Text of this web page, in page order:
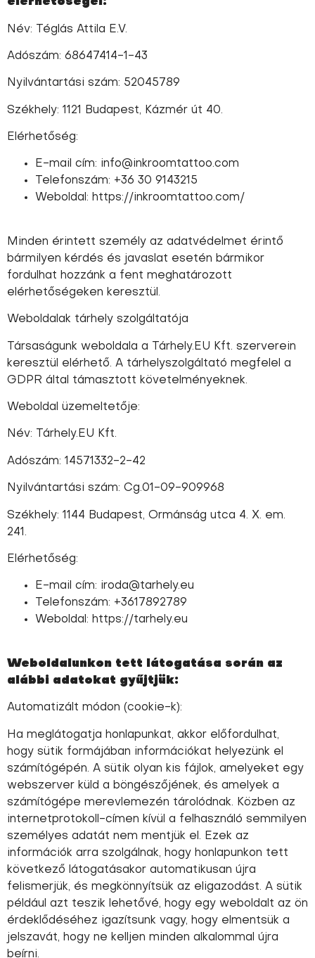
Név: Téglás Attila E.V.
Adószám: 68647414-1-43
Nyilvántartási szám: 52045789
Székhely: 1121 Budapest, Kázmér út 40.
Elérhetőség:
E-mail cím: info@inkroomtattoo.com
Telefonszám: +36 30 9143215
Weboldal: https://inkroomtattoo.com/
Minden érintett személy az adatvédelmet érintő
bármilyen kérdés és javaslat esetén bármikor
fordulhat hozzánk a fent meghatározott
elérhetőségeken keresztül.
Weboldalak tárhely szolgáltatója
Társaságunk weboldala a Tárhely.EU Kft. szerverein
keresztül elérhető. A tárhelyszolgáltató megfelel a
GDPR által támasztott követelményeknek.
Weboldal üzemeltetője:
Név: Tárhely.EU Kft.
Adószám: 14571332-2-42
Nyilvántartási szám: Cg.01-09-909968
Székhely: 1144 Budapest, Ormánság utca 4. X. em.
241.
Elérhetőség:
E-mail cím: iroda@tarhely.eu
Telefonszám: +3617892789
Weboldal: https://tarhely.eu
Weboldalunkon tett látogatása során az
alábbi adatokat gyűjtjük:
Automatizált módon (cookie-k):
Ha meglátogatja honlapunkat, akkor előfordulhat,
hogy sütik formájában információkat helyezünk el
számítógépén. A sütik olyan kis fájlok, amelyeket egy
webszerver küld a böngészőjének, és amelyek a
számítógépe merevlemezén tárolódnak. Közben az
internetprotokoll-címen kívül a felhasználó semmilyen
személyes adatát nem mentjük el. Ezek az
információk arra szolgálnak, hogy honlapunkon tett
következő látogatásakor automatikusan újra
felismerjük, és megkönnyítsük az eligazodást. A sütik
például azt teszik lehetővé, hogy egy weboldalt az ön
érdeklődéséhez igazítsunk vagy, hogy elmentsük a
jelszavát, hogy ne kelljen minden alkalommal újra
beírni.